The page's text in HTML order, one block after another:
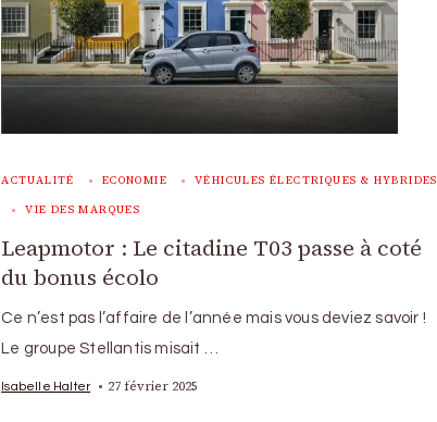
ACTUALITÉ ECONOMIE VÉHICULES ÉLECTRIQUES & HYBRIDES
VIE DES MARQUES
Leapmotor : Le citadine T03 passe à coté
du bonus écolo
Ce n’est pas l’affaire de l’année mais vous deviez savoir !
Le groupe Stellantis misait …
Isabelle Halter 27 février 2025